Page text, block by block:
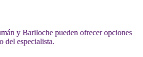
y Bariloche pueden ofrecer opciones
del especialista.